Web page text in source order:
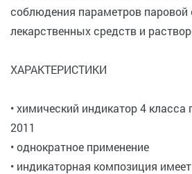
соблюдения параметров паровой
лекарственных средств и
ХАРАКТЕРИСТИКИ
• химический индикатор 4 класса
2011
• однократное применение
• индикаторная композиция